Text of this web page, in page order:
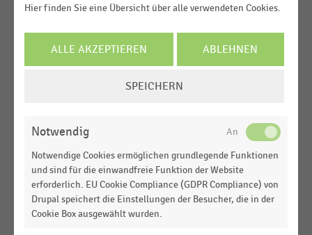
BUCHHANDEL|STATISTIK
Umsatzgrößenklassen der Betriebe (2024)
|STATISTIK
Beschäftigtengrößenklassen der Betriebe (2024)
BUCHHANDEL|STATISTIK
Lagerumschlag ohne Durchlaufgeschäft im
deutschen Sortimentsbuchhandel nach
Umsatzgrößenklassen der Betriebe (2024)
MEHR ANZEIGEN
Hier finden Sie eine Übersicht über alle verwendeten Cookies.
ALLE AKZEPTIEREN ABLEHNEN
SPEICHERN
Notwendig
Notwendige Cookies ermöglichen grundlegende Funktionen
und sind für die einwandfreie Funktion der Website
erforderlich. EU Cookie Compliance (GDPR Compliance) von
Drupal speichert die Einstellungen der Besucher, die in der
Cookie Box ausgewählt wurden.